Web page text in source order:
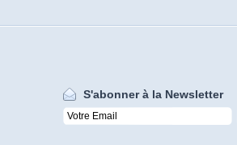
S'abonner à la Newsletter